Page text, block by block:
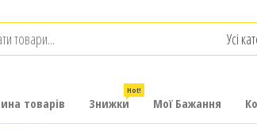
товарів Знижки
Hot!
Мої Бажання